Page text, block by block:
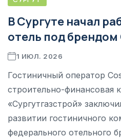
В Сургуте начал
отель под брендом
1 ИЮЛ. 2026
Гостиничный оператор
строительно-финансовая
«Сургутгазстрой»
развитии гостиничного
федерального отельного